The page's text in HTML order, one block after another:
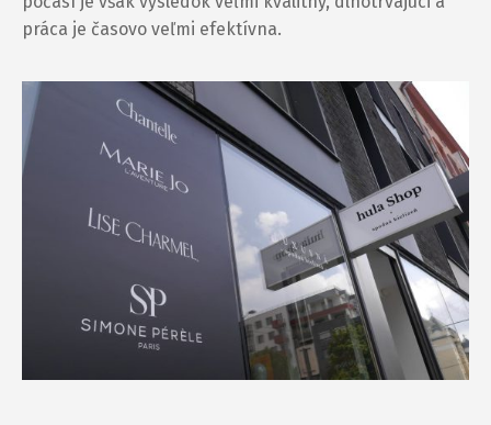
práca je časovo veľmi efektívna.